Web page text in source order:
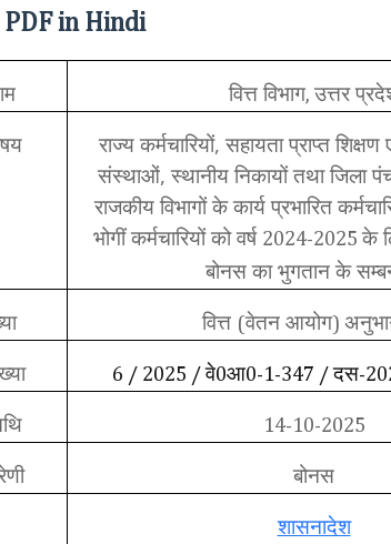
in Hindi
वित्त विभाग, उत्तर
राज्य कर्मचारियों, सहायता प्राप्त शिक्षण
संस्थाओं, स्थानीय निकायों तथा जिला
राजकीय विभागों के कार्य प्रभारित
भोगीं कर्मचारियों को वर्ष 2024-2025 के
बोनस का भुगतान के
वित्त (वेतन आयोग)
6 / 2025 /वे0आ0-1-347 /दस-
14-10-2025
बोनस
शासनादेश